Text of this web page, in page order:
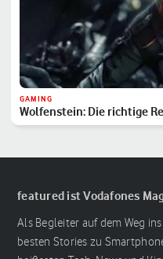
GAMING
Wolfenstein: Die richtige
featured ist Vodafones
Als Begleiter auf dem Weg
besten Stories zu